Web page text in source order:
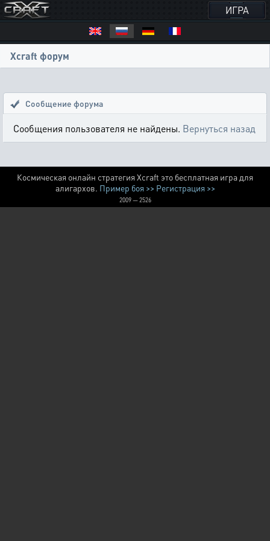
ИГРА
Xcraft форум
Сообщение форума
Сообщения пользователя не найдены. Вернуться назад
Космическая онлайн стратегия Xcraft это бесплатная игра для
алигархов. Пример боя >> Регистрация >>
2009 — 2526